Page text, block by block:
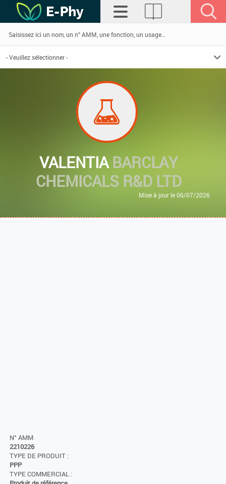
VALENTIABARCLAY
CHEMICALS R&D LTD
Mise à jour le 06/07/2026
N° AMM
2210226
TYPE DE PRODUIT :
PPP
TYPE COMMERCIAL :